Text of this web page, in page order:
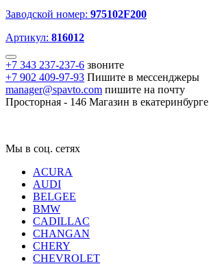
Заводской номер: 975102F200
Артикул: 816012
+7 343 237-237-6 звоните
+7 902 409-97-93 Пишите в мессенджеры
manager@spavto.com пишите на почту
Просторная - 146 Магазин в екатеринбурге
Мы в соц. сетях
ACURA
AUDI
BELGEE
BMW
CADILLAC
CHANGAN
CHERY
CHEVROLET